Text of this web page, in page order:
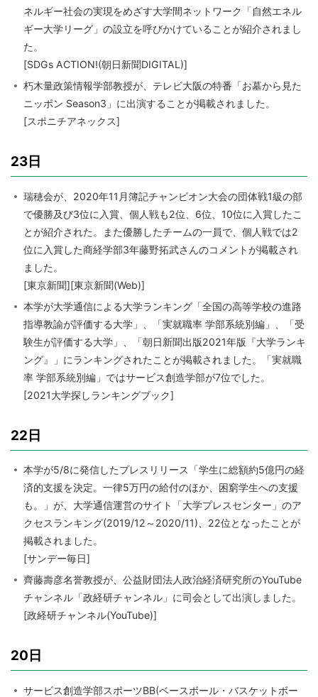
ネルギー社会の実現をめざす大学間ネットワーク「自然エネル
ギー大学リーグ」の設立を呼びかけていることが紹介されまし
た。
[SDGs ACTION!(朝日新聞DIGITAL)]
朽木量政策情報学部教授が、テレビ大阪の特番「お墓から見た
ニッポン Season3」に出演することが掲載されました。
[スポニチアネックス]
23日
瑞穂会が、2020年11月簿記チャンピオン大会の団体戦1級の部
で優勝及び3位に入賞、個人戦も2位、6位、10位に入賞したこ
とが紹介された。また優勝したチームの一員で、個人戦では2
位に入賞した商経学部3年藤野拓武さんのコメントが掲載され
ました。
[東京新聞][東京新聞(Web)]
本学が大学通信による大学ランキング「全国の高等学校の進路
指導教諭が評価する大学」、「実就職率 学部系統別編」、「受
験生が評価する大学」、「朝日新聞出版2021年版『大学ランキ
ング』」にランキングされたことが掲載されました。「実就職
率 学部系統別編」ではサービス創造学部が7位でした。
[2021大学探しランキングブック]
22日
本学が5/8に発信したプレスリリース「学生に総額約5億円の経
済的支援を決定。一律5万円の給付のほか、困窮学生への支援
も。」が、大学通信運営のサイト「大学プレスセンター」のア
クセスランキング(2019/12～2020/11)、22位となったことが
掲載されました。
[サンデー毎日]
齊藤壽彦名誉教授が、公益財団法人政治経済研究所のYouTube
チャンネル「政経研チャンネル」に司会として出演しました。
[政経研チャンネル(YouTube)]
20日
サービス創造学部スポーツBB(ベースボール・バスケットボー